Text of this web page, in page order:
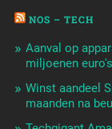
NOS – TECH
Aanval op
miljoenen
Winst aandeel
maanden na